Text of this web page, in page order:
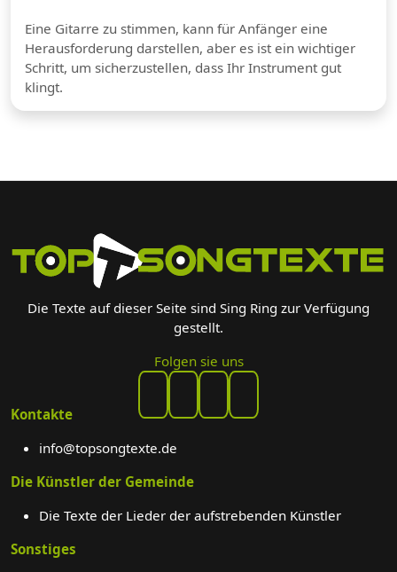
Eine Gitarre zu stimmen, kann für Anfänger eine
Herausforderung darstellen, aber es ist ein wichtiger
Schritt, um sicherzustellen, dass Ihr Instrument gut
klingt.
Die Texte auf dieser Seite sind Sing Ring zur Verfügung
gestellt.
Folgen sie uns
Kontakte
info@topsongtexte.de
Die Künstler der Gemeinde
Die Texte der Lieder der aufstrebenden Künstler
Sonstiges